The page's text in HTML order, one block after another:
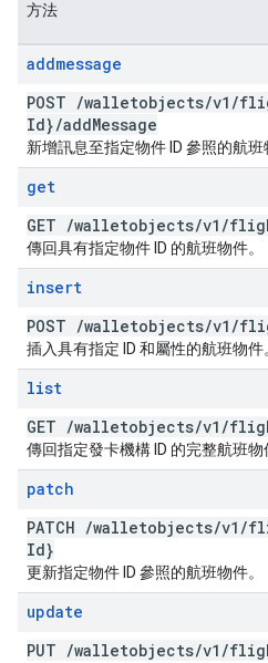
方法
addmessage
POST /walletobjects/v1 /
Id}/addMessage
新增訊息至指定物件 ID 參照的航班
get
GET /walletobjects/v1 /
傳回具有指定物件 ID 的航班物件。
insert
POST /walletobjects/v1 /
插入具有指定 ID 和屬性的航班物件
list
GET /walletobjects/v1 /
傳回指定發卡機構 ID 的完整航班物
patch
PATCH /walletobjects/v1 /
Id}
更新指定物件 ID 參照的航班物件。
update
PUT /walletobjects/v1 /